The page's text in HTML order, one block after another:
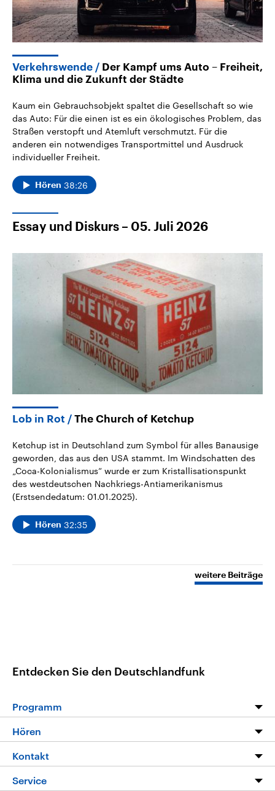
Verkehrswende
Der Kampf ums Auto – Freiheit,
Klima und die Zukunft der Städte
Kaum ein Gebrauchsobjekt spaltet die Gesellschaft so wie
das Auto: Für die einen ist es ein ökologisches Problem, das
Straßen verstopft und Atemluft verschmutzt. Für die
anderen ein notwendiges Transportmittel und Ausdruck
individueller Freiheit.
Hören 38:26
Essay und Diskurs – 05. Juli 2026
Lob in Rot The Church of Ketchup
Ketchup ist in Deutschland zum Symbol für alles Banausige
geworden, das aus den USA stammt. Im Windschatten des
„Coca-Kolonialismus“ wurde er zum Kristallisationspunkt
des westdeutschen Nachkriegs-Antiamerikanismus
(Erstsendedatum: 01.01.2025).
Hören 32:35
weitere Beiträge
Entdecken Sie den Deutschlandfunk
Programm
Programm
Die Nachrichten
Nachrichtenleicht
Hören
Livestream
Kontakt
Hörerservice
Service